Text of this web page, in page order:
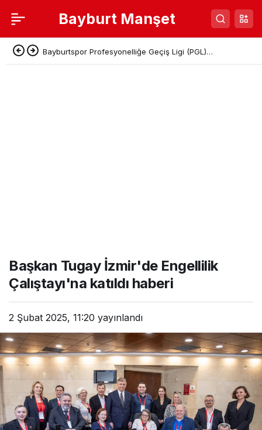
Bayburt Manşet
Bayburtspor Profesyonelliğe Geçiş Ligi (PGL)
Başkan Tugay İzmir'de Engellilik
Çalıştayı'na katıldı haberi
2 Şubat 2025, 11:20 yayınlandı